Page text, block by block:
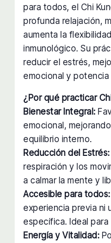
para todos, el Chi
profunda relajación,
aumenta la
inmunológico. Su
reducir el estrés,
emocional y
¿Por qué practicar
Bienestar Integral:
emocional,
equilibrio interno.
Reducción del Estrés:
respiración y los
a calmar la mente y
Accesible para todos:
experiencia previa ni
específica. Ideal
Energía y Vitalidad: